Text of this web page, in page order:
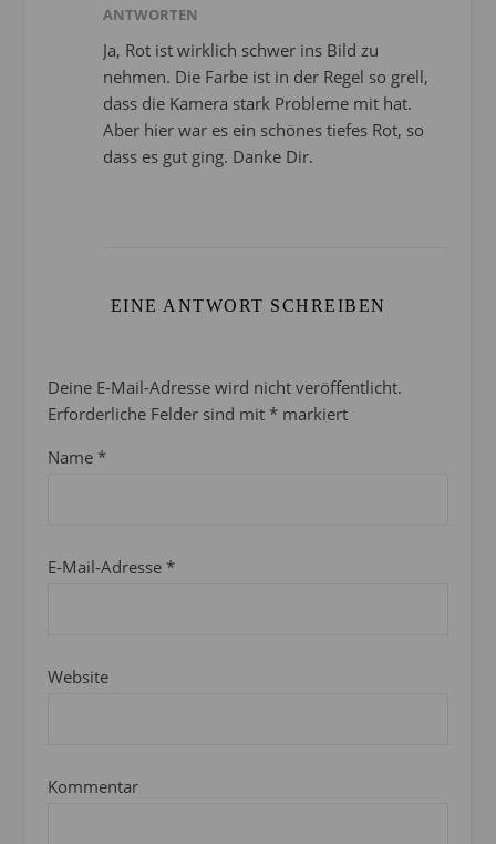
ANTWORTEN
Ja, Rot ist wirklich schwer ins Bild zu
nehmen. Die Farbe ist in der Regel so grell,
dass die Kamera stark Probleme mit hat.
Aber hier war es ein schönes tiefes Rot, so
dass es gut ging. Danke Dir.
EINE ANTWORT SCHREIBEN
Deine E-Mail-Adresse wird nicht veröffentlicht.
Erforderliche Felder sind mit * markiert
Name *
E-Mail-Adresse *
Website
Kommentar